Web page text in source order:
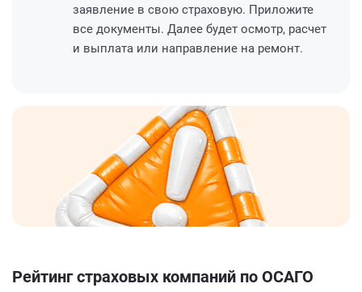
заявление в свою страховую. Приложите
все документы. Далее будет осмотр, расчет
и выплата или направление на ремонт.
Рейтинг страховых компаний по ОСАГО